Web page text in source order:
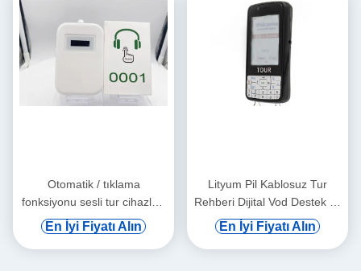
Otomatik / tıklama
fonksiyonu sesli tur cihazları
kulak asma
En İyi Fiyatı Alın
Lityum Pil Kablosuz Tur
Rehberi Dijital Vod Destek ve
Otomatik İndüksiyon
En İyi Fiyatı Alın